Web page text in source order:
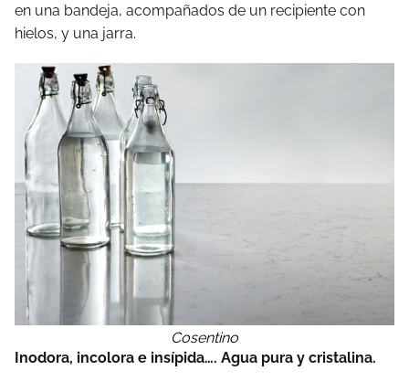
en una bandeja, acompañados de un recipiente con
hielos, y una jarra.
Cosentino
Inodora, incolora e insípida…. Agua pura y cristalina.